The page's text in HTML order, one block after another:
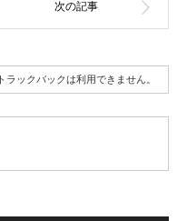
トラックバックは利用できません。